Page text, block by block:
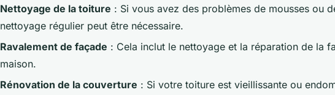
Nettoyage de la toiture : Si vous avez des problèmes de mousses ou
nettoyage régulier peut être nécessaire.
Ravalement de façade : Cela inclut le nettoyage et la réparation de la
maison.
Rénovation de la couverture : Si votre toiture est vieillissante ou